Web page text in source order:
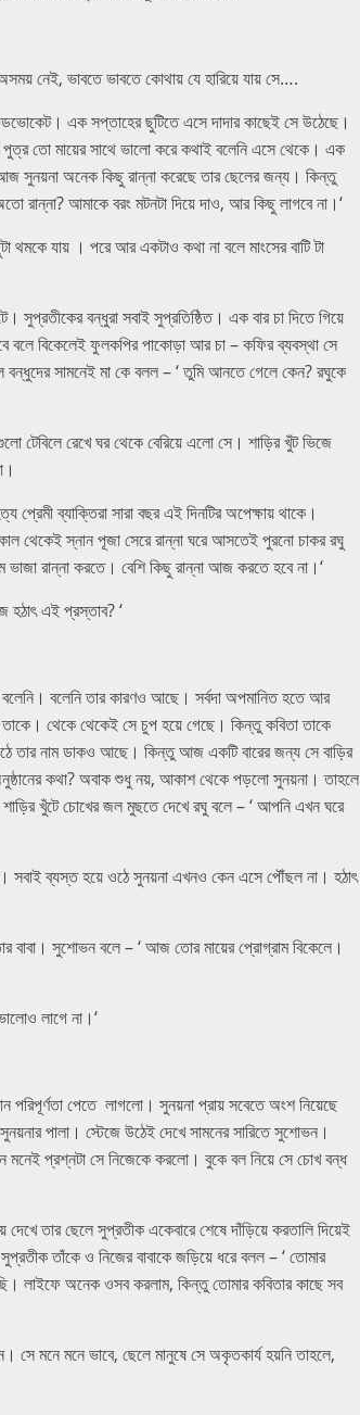
নেই, ভাবতে ভাবতে কোথায় যে হারিয়ে যায় সে….
এক সপ্তাহের ছুটিতে এসে দাদার কাছেই সে উঠেছে।
পুত্র তো মায়ের সাথে ভালো করে কথাই বলেনি এসে থেকে। এক
সুনয়না অনেক কিছু রান্না করেছে তার ছেলের জন্য। কিন্তু
রান্না? আমাকে বরং মটনটা দিয়ে দাও, আর কিছু লাগবে না।‘
থমকে যায় । পরে আর একটাও কথা না বলে মাংসের বাটি টা
সুপ্রতীকের বন্ধুরা সবাই সুপ্রতিষ্ঠিত। এক বার চা দিতে গিয়ে
বলে বিকেলেই ফুলকপির পাকোড়া আর চা – কফির ব্যবস্থা সে
বন্ধুদের সামনেই মা কে বলল – ‘ তুমি আনতে গেলে কেন? রঘুকে
টেবিলে রেখে ঘর থেকে বেরিয়ে এলো সে। শাড়ির খুঁট ভিজে
ব্যাক্তিরা সারা বছর এই দিনটির অপেক্ষায় থাকে।
থেকেই স্নান পূজা সেরে রান্না ঘরে আসতেই পুরনো চাকর রঘু
রান্না করতে। বেশি কিছু রান্না আজ করতে হবে না।‘
হঠাৎ এই প্রস্তাব? ‘
বলেনি তার কারণও আছে। সর্বদা অপমানিত হতে আর
থেকে থেকেই সে চুপ হয়ে গেছে। কিন্তু কবিতা তাকে
তার নাম ডাকও আছে। কিন্তু আজ একটি বারের জন্য সে বাড়ির
কথা? অবাক শুধু নয়, আকাশ থেকে পড়লো সুনয়না। তাহলে
খুঁটে চোখের জল মুছতে দেখে রঘু বলে – ‘ আপনি এখন ঘরে
সবাই ব্যস্ত হয়ে ওঠে সুনয়না এখনও কেন এসে পৌঁছল না। হঠাৎ
বাবা। সুশোভন বলে – ‘ আজ তোর মায়ের প্রোগ্রাম বিকেলে।
লাগে না।‘
পরিপূর্ণতা পেতে লাগলো। সুনয়না প্রায় সবেতে অংশ নিয়েছে
পালা। স্টেজে উঠেই দেখে সামনের সারিতে সুশোভন।
মনেই প্রশ্নটা সে নিজেকে করলো। বুকে বল নিয়ে সে চোখ বন্ধ
তার ছেলে সুপ্রতীক একেবারে শেষে দাঁড়িয়ে করতালি দিয়েই
তাঁকে ও নিজের বাবাকে জড়িয়ে ধরে বলল – ‘ তোমার
লাইফে অনেক ওসব করলাম, কিন্তু তোমার কবিতার কাছে সব
সে মনে মনে ভাবে, ছেলে মানুষে সে অকৃতকার্য হয়নি তাহলে,